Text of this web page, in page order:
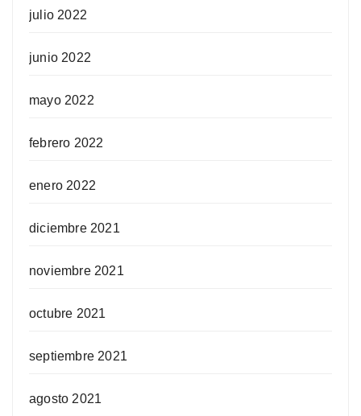
julio 2022
junio 2022
mayo 2022
febrero 2022
enero 2022
diciembre 2021
noviembre 2021
octubre 2021
septiembre 2021
agosto 2021